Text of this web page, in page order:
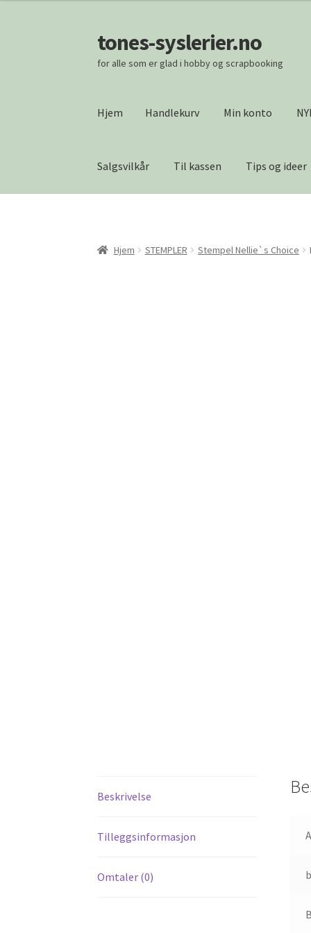
Hopp
til
navigasjon
Hopp
til
innhold
tones-syslerier.no
for alle som er glad i hobby og scrapbooking
Hjem Handlekurv Min konto
Salgsvilkår Til kassen Tips og ideer
Vipps Checkout
Hjem STEMPLER Stempel Nellie`s Choice
Beskrivelse
Tilleggsinformasjon
Omtaler (0)